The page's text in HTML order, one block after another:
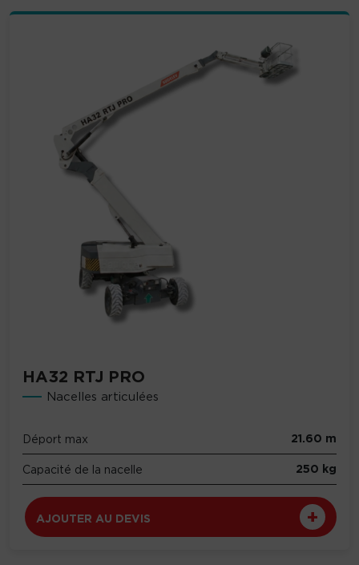
HA32 RTJ PRO
Nacelles articulées
Déport max 21.60 m
Capacité de la nacelle 250 kg
AJOUTER AU DEVIS